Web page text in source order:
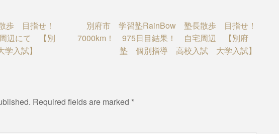
歩 目指せ！
辺にて 【別
入試】
別府市 学習塾RainBow 塾長散歩 目指せ！
7000km！ 975日目結果！ 自宅周辺 【別府
塾 個別指導 高校入試 大学入試】
Required fields are marked *